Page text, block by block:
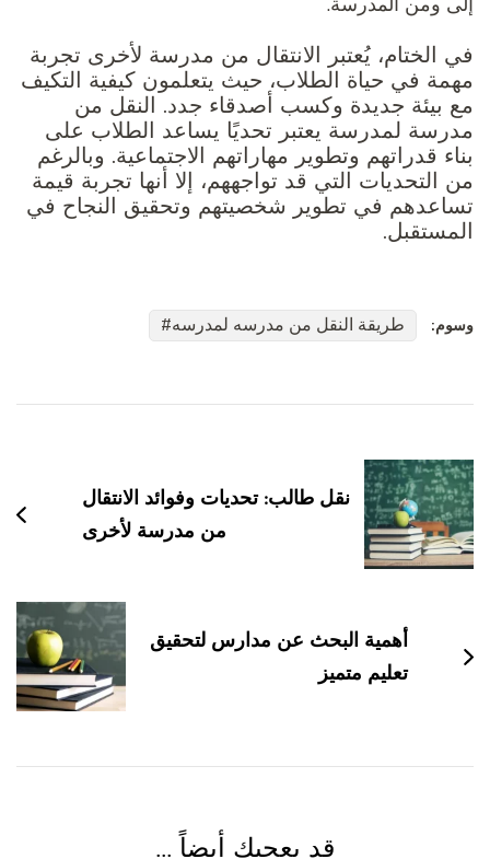
في الختام، يُعتبر الانتقال من مدرسة لأخرى تجربة
مهمة في حياة الطلاب، حيث يتعلمون كيفية التكيف
مع بيئة جديدة وكسب أصدقاء جدد. النقل من
مدرسة لمدرسة يعتبر تحديًا يساعد الطلاب على
بناء قدراتهم وتطوير مهاراتهم الاجتماعية. وبالرغم
من التحديات التي قد تواجههم، إلا أنها تجربة قيمة
تساعدهم في تطوير شخصيتهم وتحقيق النجاح في
المستقبل.
وسوم: طريقة النقل من مدرسه لمدرسه
بين
التدوينات نقل طالب: تحديات وفوائد الانتقال
من مدرسة لأخرى
أهمية البحث عن مدارس لتحقيق
تعليم متميز
قد يعجبك أيضاً ...